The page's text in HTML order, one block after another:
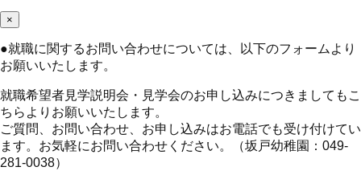
×
●就職に関するお問い合わせについては、以下のフォームより
お願いいたします。
就職希望者見学説明会・見学会のお申し込みにつきましてもこ
ちらよりお願いいたします。
ご質問、お問い合わせ、お申し込みはお電話でも受け付けてい
ます。お気軽にお問い合わせください。（坂戸幼稚園：049-
281-0038）